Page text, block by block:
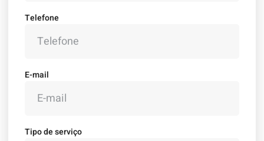
Telefone
E-mail
Tipo de serviço